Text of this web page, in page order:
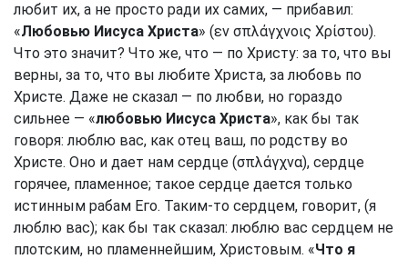
любит их, а не просто ради их самих, — прибавил:
«Любовью Иисуса Христа» (εν σπλάγχνοις Χρίστου).
Что это значит? Что же, что — по Христу: за то, что вы
верны, за то, что вы любите Христа, за любовь по
Христе. Даже не сказал — по любви, но гораздо
сильнее — «любовью Иисуса Христа», как бы так
говоря: люблю вас, как отец ваш, по родству во
Христе. Оно и дает нам сердце (σπλάγχνα), сердце
горячее, пламенное; такое сердце дается только
истинным рабам Его. Таким-то сердцем, говорит, (я
люблю вас); как бы так сказал: люблю вас сердцем не
плотским, но пламеннейшим, Христовым. «Что я